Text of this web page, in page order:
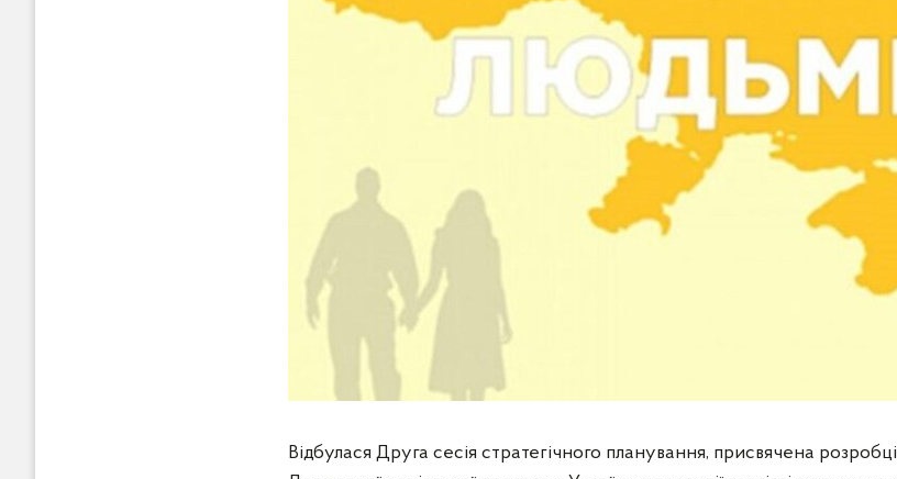
Відбулася Друга сесія стратегічного планування, присвячена